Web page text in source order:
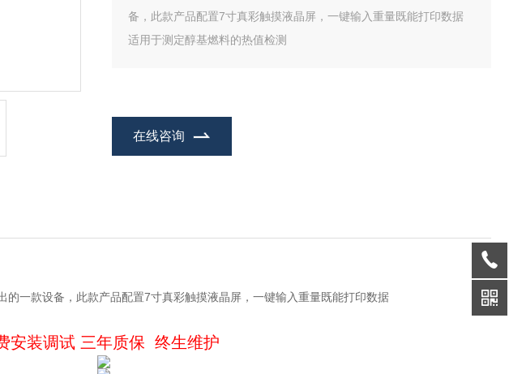
备，此款产品配置7寸真彩触摸液晶屏，一键输入重量既能打印数据
适用于测定醇基燃料的热值检测
在线咨询
一款设备，此款产品配置7寸真彩触摸液晶屏，一键输入重量既能打印数据
安装调试 三年质保 终生维护